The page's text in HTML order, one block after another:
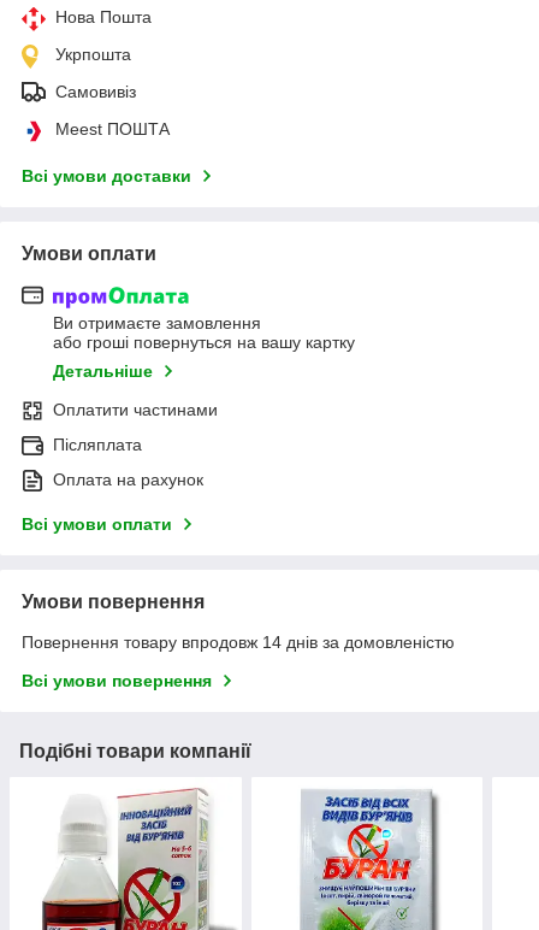
Нова Пошта
Укрпошта
Самовивіз
Meest ПОШТА
Всі умови доставки
Умови оплати
Ви отримаєте замовлення
або гроші повернуться на вашу картку
Детальніше
Оплатити частинами
Післяплата
Оплата на рахунок
Всі умови оплати
Умови повернення
Повернення товару впродовж 14 днів за домовленістю
Всі умови повернення
Подібні товари компанії